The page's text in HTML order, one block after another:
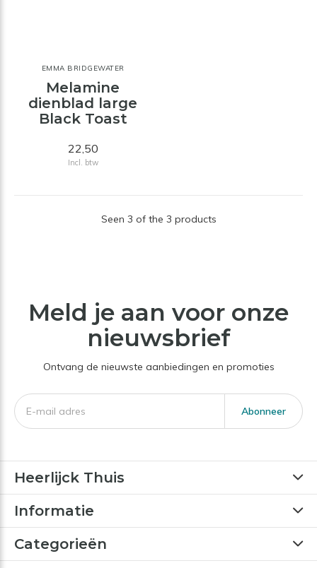
EMMA BRIDGEWATER
Melamine
dienblad large
Black Toast
22,50
Incl. btw
Seen 3 of the 3 products
Meld je aan voor onze
nieuwsbrief
Ontvang de nieuwste aanbiedingen en promoties
Abonneer
Heerlijck Thuis
Informatie
Categorieën